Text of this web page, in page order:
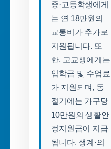
중·고등학생에게
는 연 18만원의
교통비가 추가로
지원됩니다. 또
한, 고교생에게는
입학금 및 수업료
가 지원되며, 동
절기에는 가구당
10만원의 생활안
정지원금이 지급
됩니다. 생계·의